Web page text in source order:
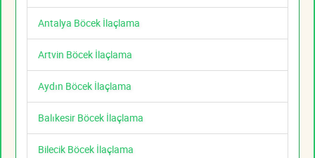
Antalya Böcek İlaçlama
Artvin Böcek İlaçlama
Aydın Böcek İlaçlama
Balıkesir Böcek İlaçlama
Bilecik Böcek İlaçlama